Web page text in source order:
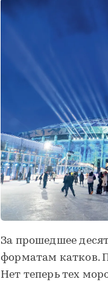
За прошедшее
форматам катков.
Нет теперь тех